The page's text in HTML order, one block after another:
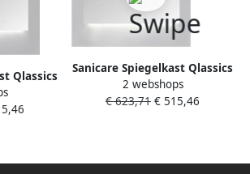
Qlassics
Grey-
Sanicare Spiegelkast Qlassics
Ambiance 60 cm 1 Deur
Truffel Rechts
2 webshops
€ 623,71 € 515,46